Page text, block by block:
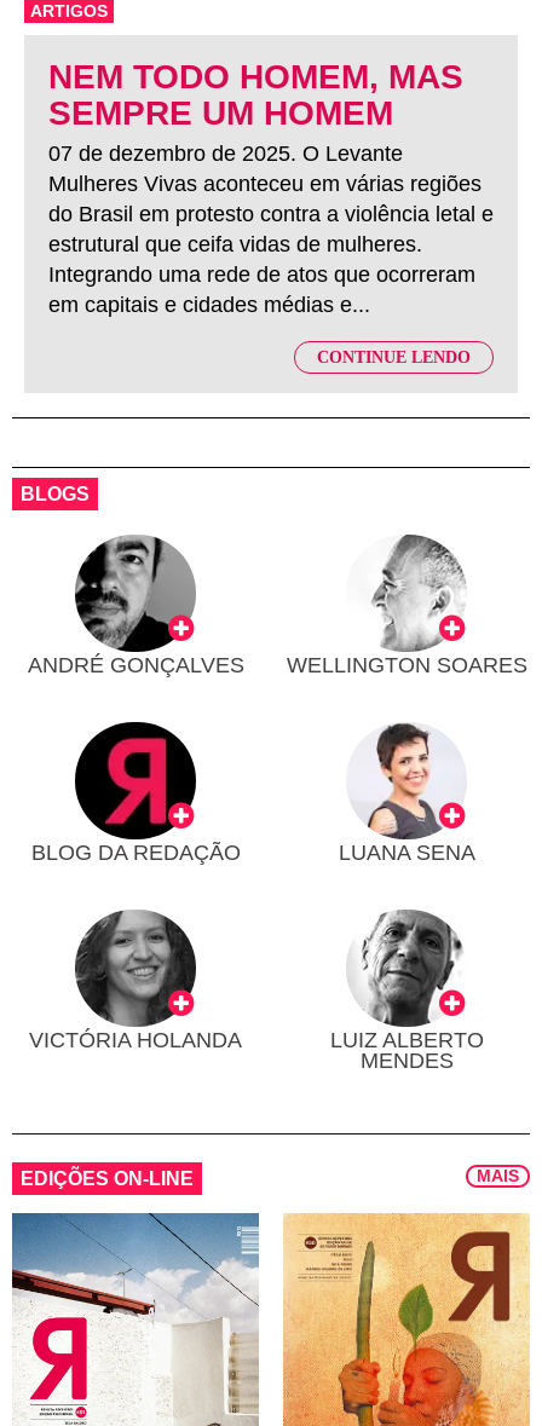
ARTIGOS
NEM TODO HOMEM, MAS
SEMPRE UM HOMEM
07 de dezembro de 2025. O Levante
Mulheres Vivas aconteceu em várias regiões
do Brasil em protesto contra a violência letal e
estrutural que ceifa vidas de mulheres.
Integrando uma rede de atos que ocorreram
em capitais e cidades médias e...
CONTINUE LENDO
BLOGS
ANDRÉ GONÇALVES WELLINGTON SOARES
BLOG DA REDAÇÃO LUANA SENA
VICTÓRIA HOLANDA
LUIZ ALBERTO
MENDES
EDIÇÕES ON-LINE MAIS